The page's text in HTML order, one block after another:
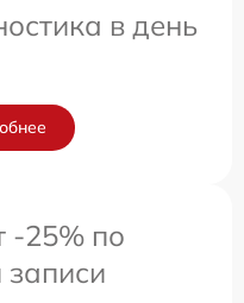
в день
-25% по